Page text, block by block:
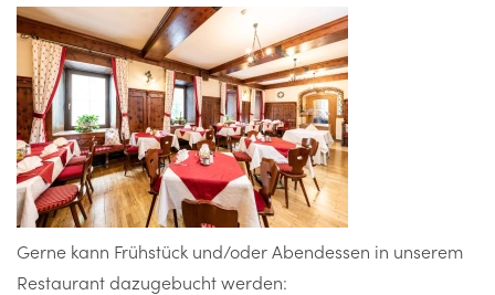
Gerne kann Frühstück und/oder Abendessen in unserem
Restaurant dazugebucht werden: